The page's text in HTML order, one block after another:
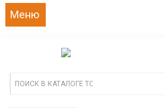
Меню